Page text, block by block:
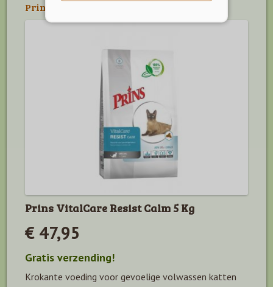
Prins
Prins VitalCare Resist Calm 5 Kg
€ 47,95
Gratis verzending!
Krokante voeding voor gevoelige volwassen katten